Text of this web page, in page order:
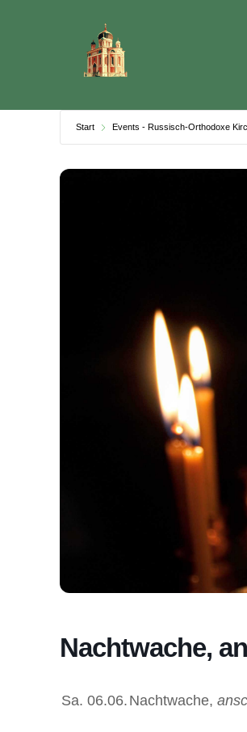
Start Events - Russisch-Orthodoxe
Nachtwache,
Sa. 06.06. Nachtwache,